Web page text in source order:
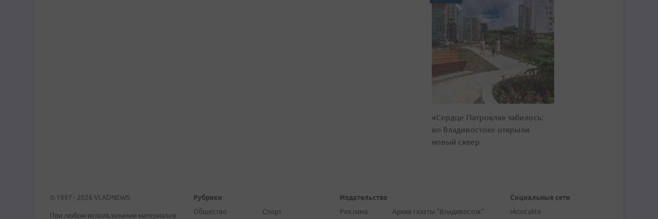
«Сердце Патрокла» забилось:
во Владивостоке открыли
новый сквер
© 1997 - 2026 VLADNEWS
При любом использовании материалов
Рубрики
Общество
Спорт
Издательство
Реклама
Архив газеты "Владивосток"
Социальные сети
vkontakte